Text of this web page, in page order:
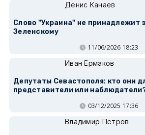
Денис Канаев
Слово "Украина" не принадлежит
Зеленскому
11/06/2026 18:23
Иван Ермаков
Депутаты Севастополя: кто они
представители или
03/12/2025 17:36
Владимир Петров